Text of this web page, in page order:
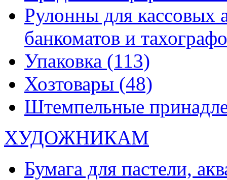
Рулонны для кассовых
банкоматов и
Упаковка (113)
Хозтовары (48)
Штемпельные
ХУДОЖНИКАМ
Бумага для пастели,